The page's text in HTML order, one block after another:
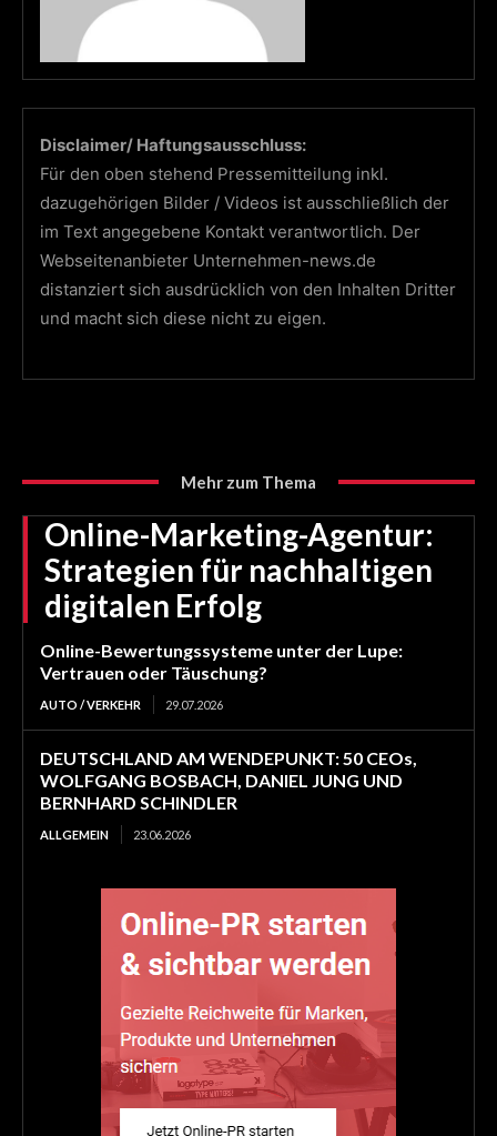
Disclaimer/ Haftungsausschluss:
Für den oben stehend Pressemitteilung inkl.
dazugehörigen Bilder / Videos ist ausschließlich der
im Text angegebene Kontakt verantwortlich. Der
Webseitenanbieter Unternehmen-news.de
distanziert sich ausdrücklich von den Inhalten Dritter
und macht sich diese nicht zu eigen.
Mehr zum Thema
Online-Marketing-Agentur:
Strategien für nachhaltigen
digitalen Erfolg
Online-Bewertungssysteme unter der Lupe:
Vertrauen oder Täuschung?
AUTO / VERKEHR 29.07.2026
DEUTSCHLAND AM WENDEPUNKT: 50 CEOs,
WOLFGANG BOSBACH, DANIEL JUNG UND
BERNHARD SCHINDLER
ALLGEMEIN 23.06.2026